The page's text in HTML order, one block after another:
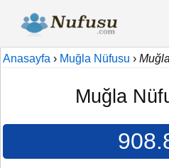
Anasayfa › Muğla Nüfusu ›
Muğla